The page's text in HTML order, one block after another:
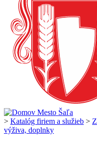
> Katalóg firiem a služieb >
výživa, doplnky